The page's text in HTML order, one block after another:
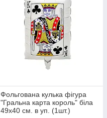
Фольгована кулька фігура
"Гральна карта король" біла
49х40 см. в уп. (1шт.)